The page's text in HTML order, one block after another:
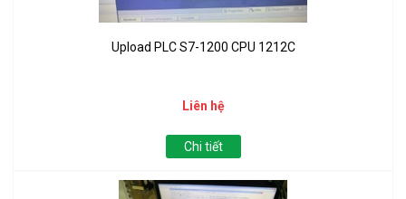
Upload PLC S7-1200 CPU 1212C
Liên hệ
Chi tiết